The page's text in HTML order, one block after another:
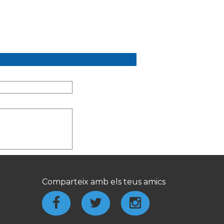
Comparteix amb els teus amics